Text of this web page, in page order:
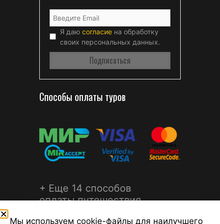
Я даю согласие на обработку
своих персональных данных.
Способы оплаты туров
+ Еще 14 способов
оплаты путешествия
Мы используем cookie-файлы для наилучшего